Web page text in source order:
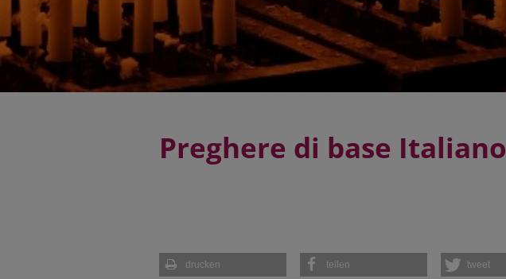
Preghere di base Italiano
drucken teilen tweet